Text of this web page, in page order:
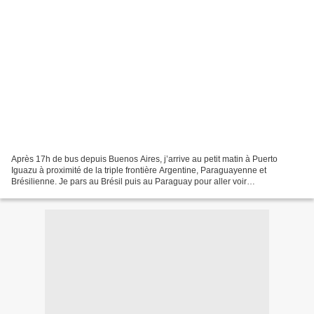
Après 17h de bus depuis Buenos Aires, j’arrive au petit matin à Puerto
Iguazu à proximité de la triple frontière Argentine, Paraguayenne et
Brésilienne. Je pars au Brésil puis au Paraguay pour aller voir